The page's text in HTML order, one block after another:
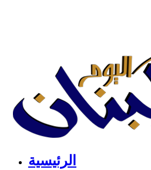
الرئيسية